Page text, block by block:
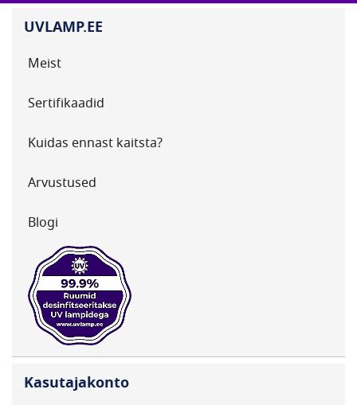
UVLAMP.EE
Meist
Sertifikaadid
Kuidas ennast kaitsta?
Arvustused
Blogi
Kasutajakonto